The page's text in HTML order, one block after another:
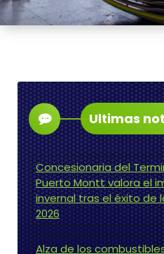
Ultimas
Concesionaria del
Puerto Montt valora el
invernal tras el éxito de
2026
Alza de los